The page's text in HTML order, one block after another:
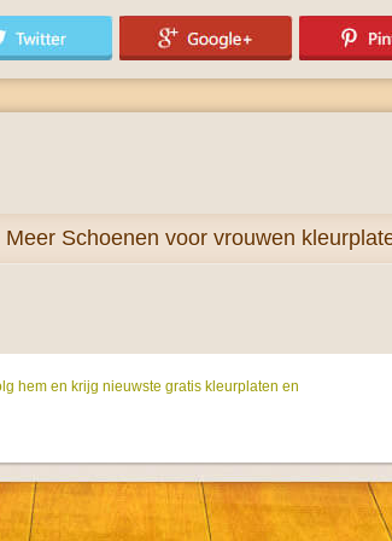
Meer Schoenen voor vrouwen
hem en krijg nieuwste gratis kleurplaten en